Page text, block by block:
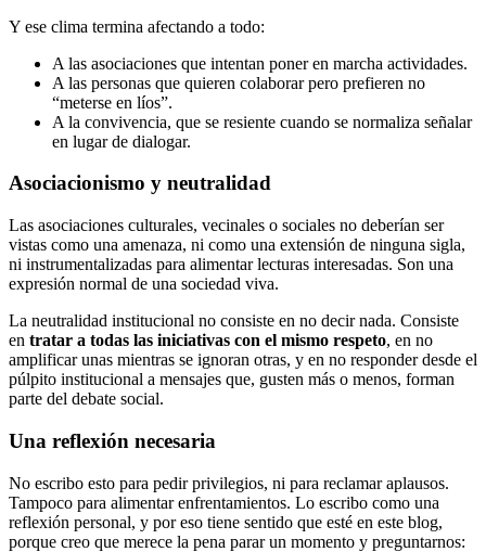
Y ese clima termina afectando a todo:
A las asociaciones que intentan poner en marcha actividades.
A las personas que quieren colaborar pero prefieren no
“meterse en líos”.
A la convivencia, que se resiente cuando se normaliza señalar
en lugar de dialogar.
Asociacionismo y neutralidad
Las asociaciones culturales, vecinales o sociales no deberían ser
vistas como una amenaza, ni como una extensión de ninguna sigla,
ni instrumentalizadas para alimentar lecturas interesadas. Son una
expresión normal de una sociedad viva.
La neutralidad institucional no consiste en no decir nada. Consiste
en tratar a todas las iniciativas con el mismo respeto, en no
amplificar unas mientras se ignoran otras, y en no responder desde el
púlpito institucional a mensajes que, gusten más o menos, forman
parte del debate social.
Una reflexión necesaria
No escribo esto para pedir privilegios, ni para reclamar aplausos.
Tampoco para alimentar enfrentamientos. Lo escribo como una
reflexión personal, y por eso tiene sentido que esté en este blog,
porque creo que merece la pena parar un momento y preguntarnos: